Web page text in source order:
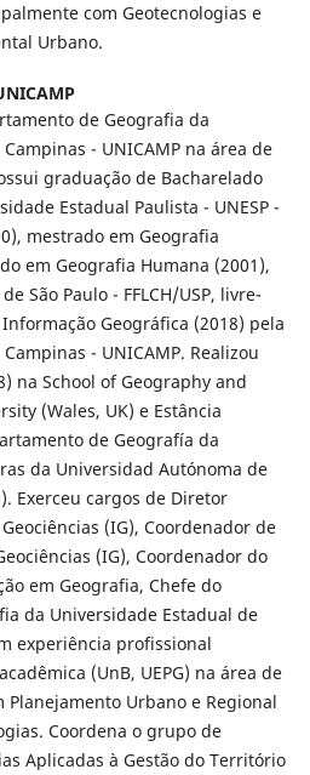
com Geotecnologias e
Urbano.
de Geografia da
- UNICAMP na área de
graduação de Bacharelado
Estadual Paulista - UNESP -
mestrado em Geografia
em Geografia Humana (2001),
São Paulo - FFLCH/USP, livre-
Geográfica (2018) pela
- UNICAMP. Realizou
na School of Geography and
(Wales, UK) e Estância
de Geografía da
da Universidad Autónoma de
Exerceu cargos de Diretor
(IG), Coordenador de
(IG), Coordenador do
em Geografia, Chefe do
da Universidade Estadual de
experiência profissional
(UnB, UEPG) na área de
Planejamento Urbano e Regional
Coordena o grupo de
Aplicadas à Gestão do Território